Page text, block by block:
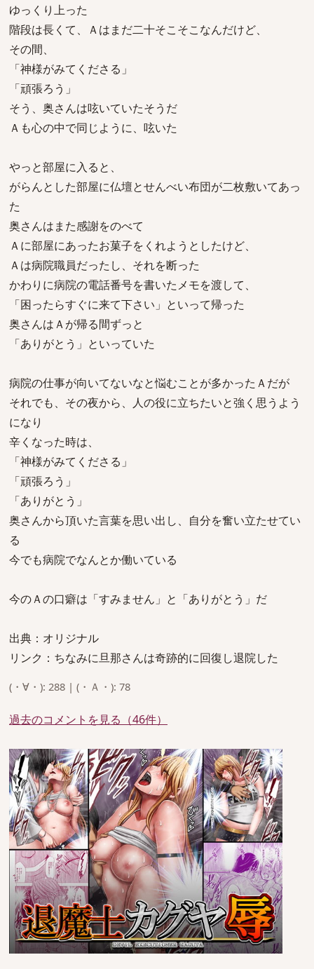
ゆっくり上った
階段は長くて、Ａはまだ二十そこそこなんだけど、
その間、
「神様がみてくださる」
「頑張ろう」
そう、奥さんは呟いていたそうだ
Ａも心の中で同じように、呟いた
やっと部屋に入ると、
がらんとした部屋に仏壇とせんべい布団が二枚敷いてあっ
た
奥さんはまた感謝をのべて
Ａに部屋にあったお菓子をくれようとしたけど、
Ａは病院職員だったし、それを断った
かわりに病院の電話番号を書いたメモを渡して、
「困ったらすぐに来て下さい」といって帰った
奥さんはＡが帰る間ずっと
「ありがとう」といっていた
病院の仕事が向いてないなと悩むことが多かったＡだが
それでも、その夜から、人の役に立ちたいと強く思うよう
になり
辛くなった時は、
「神様がみてくださる」
「頑張ろう」
「ありがとう」
奥さんから頂いた言葉を思い出し、自分を奮い立たせてい
る
今でも病院でなんとか働いている
今のＡの口癖は「すみません」と「ありがとう」だ
出典：オリジナル
リンク：ちなみに旦那さんは奇跡的に回復し退院した
(・∀・): 288 | (・Ａ・): 78
過去のコメントを見る（46件）